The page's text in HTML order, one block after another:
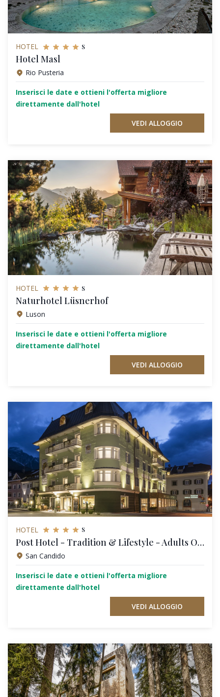
HOTEL s
Hotel Masl
Rio Pusteria
Inserisci le date e ottieni l'offerta migliore
direttamente dall'hotel
VEDI ALLOGGIO
HOTEL s
Naturhotel Lüsnerhof
Luson
Inserisci le date e ottieni l'offerta migliore
direttamente dall'hotel
VEDI ALLOGGIO
HOTEL s
Post Hotel - Tradition & Lifestyle - Adults Only
San Candido
Inserisci le date e ottieni l'offerta migliore
direttamente dall'hotel
VEDI ALLOGGIO